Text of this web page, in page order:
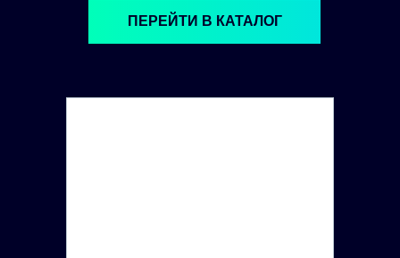
ПЕРЕЙТИ В КАТАЛОГ